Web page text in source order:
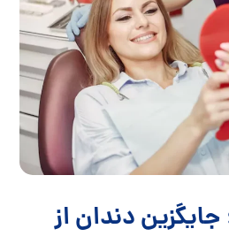
دندان از